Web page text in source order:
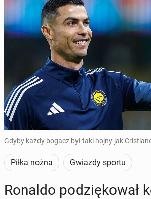
Gdyby każdy bogacz był taki hojny jak
Piłka nożna Gwiazdy sportu
Ronaldo po­dzię­ko­wał